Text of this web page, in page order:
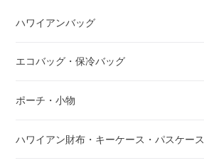
ハワイアンバッグ
エコバッグ・保冷バッグ
ポーチ・小物
ハワイアン財布・キーケース・パスケース